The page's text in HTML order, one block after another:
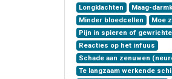
Longklachten
Maag-
Minder bloedcellen
Moe
Pijn in spieren of
Reacties op het infuus
Schade aan zenuwen
Te langzaam werkende